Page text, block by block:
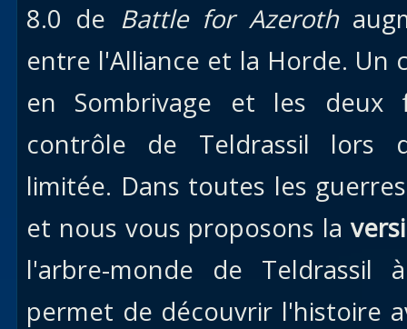
le vol
Uldum
Val
8.0 de Battle for Azeroth
entre l'Alliance et la Horde.
en Sombrivage et les deux
contrôle de Teldrassil lors
limitée. Dans toutes les
et nous vous proposons la
l'arbre-monde de Teldrassil
permet de découvrir l'histoire